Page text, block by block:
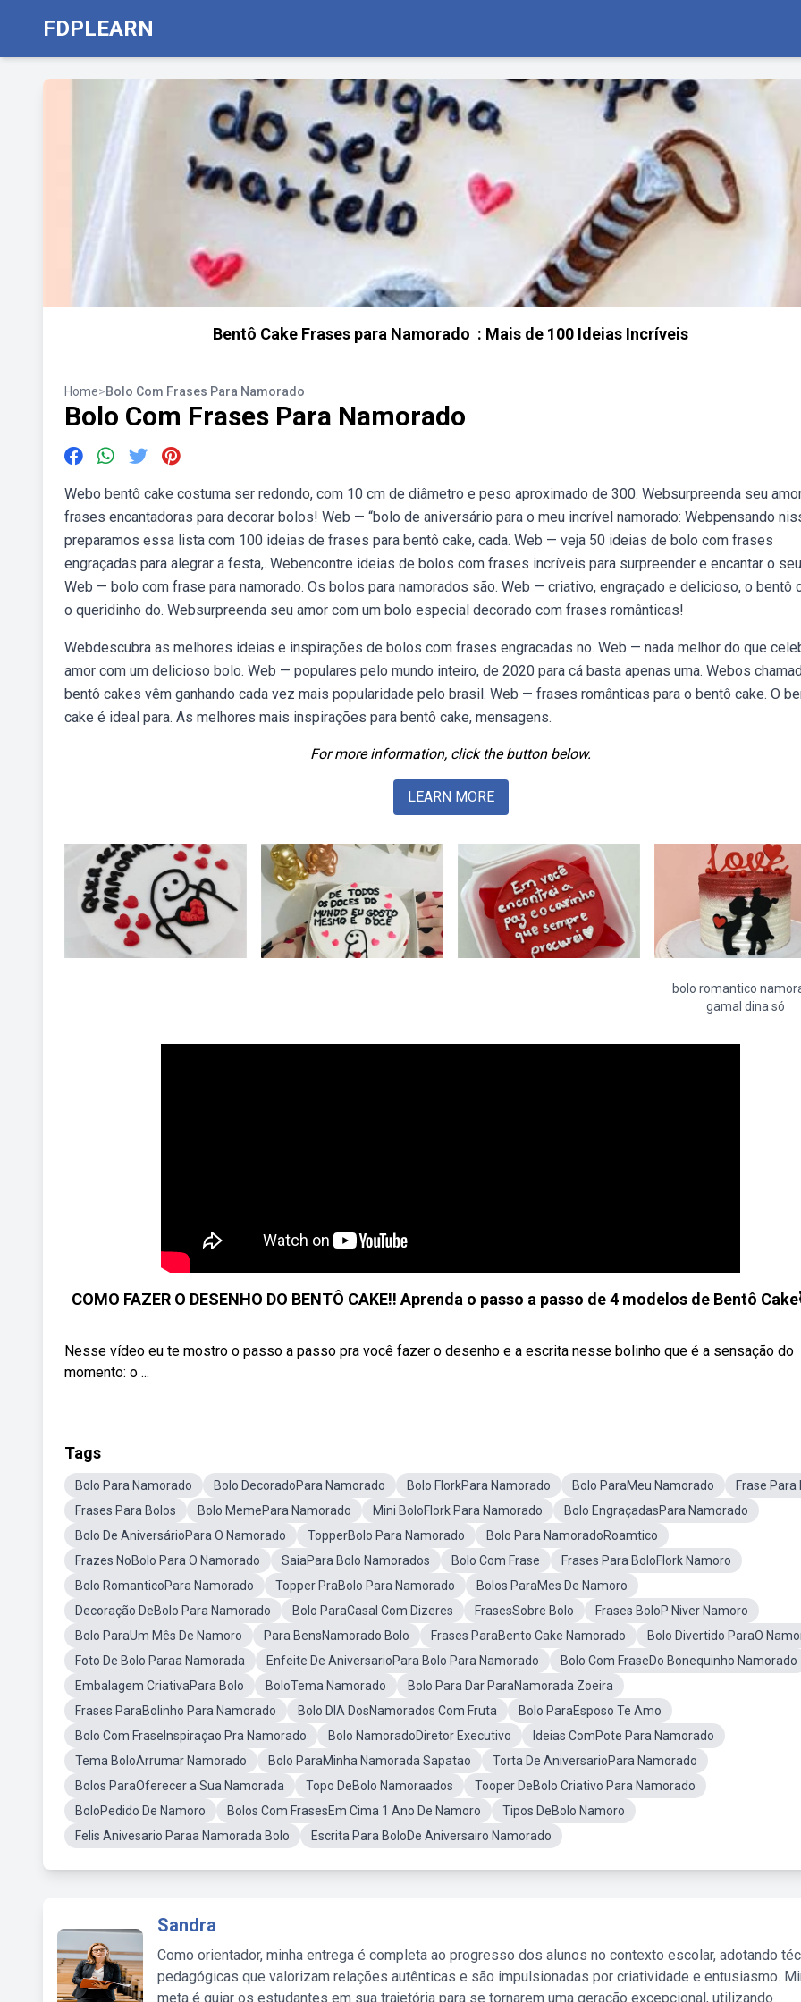
FDPLEARN
Bentô Cake Frases para Namorado ️ : Mais de 100 Ideias Incríveis
Home>Bolo Com Frases Para Namorado
Bolo Com Frases Para Namorado
Webo bentô cake costuma ser redondo, com 10 cm de diâmetro e peso aproximado de 300. Websurpreenda seu
frases encantadoras para decorar bolos! Web — “bolo de aniversário para o meu incrível namorado: Webpensando
preparamos essa lista com 100 ideias de frases para bentô cake, cada. Web — veja 50 ideias de bolo com frases
engraçadas para alegrar a festa,. Webencontre ideias de bolos com frases incríveis para surpreender e encantar o
Web — bolo com frase para namorado. Os bolos para namorados são. Web — criativo, engraçado e delicioso, o bentô
o queridinho do. Websurpreenda seu amor com um bolo especial decorado com frases românticas!
Webdescubra as melhores ideias e inspirações de bolos com frases engracadas no. Web — nada melhor do que
amor com um delicioso bolo. Web — populares pelo mundo inteiro, de 2020 para cá basta apenas uma. Webos
bentô cakes vêm ganhando cada vez mais popularidade pelo brasil. Web — frases românticas para o bentô cake. O
cake é ideal para. As melhores mais inspirações para bentô cake, mensagens.
For more information, click the button below.
LEARN MORE
bolo romantico
gamal dina só
COMO FAZER O DESENHO DO BENTÔ CAKE‼️ Aprenda o passo a passo de 4 modelos de Bentô
Nesse vídeo eu te mostro o passo a passo pra você fazer o desenho e a escrita nesse bolinho que é a sensação do
momento: o ...
Tags
Bolo Para Namorado Bolo DecoradoPara Namorado Bolo FlorkPara Namorado Bolo ParaMeu Namorado
Frase Para
Frases Para Bolos
Bolo MemePara Namorado Mini BoloFlork Para Namorado
Bolo EngraçadasPara Namorado
Bolo De AniversárioPara O Namorado
TopperBolo Para Namorado
Bolo Para NamoradoRoamtico
Frazes NoBolo Para O Namorado
SaiaPara Bolo Namorados Bolo Com Frase
Frases Para BoloFlork Namoro
Bolo RomanticoPara Namorado
Topper PraBolo Para Namorado
Bolos ParaMes De Namoro
Decoração DeBolo Para Namorado
Bolo ParaCasal Com Dizeres FrasesSobre Bolo
Frases BoloP Niver Namoro
Bolo ParaUm Mês De Namoro
Para BensNamorado Bolo Frases ParaBento Cake Namorado
Bolo Divertido ParaO
Foto De Bolo Paraa Namorada
Enfeite De AniversarioPara Bolo Para Namorado
Bolo Com FraseDo Bonequinho Namorado
Embalagem CriativaPara Bolo
BoloTema Namorado
Bolo Para Dar ParaNamorada Zoeira
Frases ParaBolinho Para Namorado
Bolo DIA DosNamorados Com Fruta
Bolo ParaEsposo Te Amo
Bolo Com FraseInspiraçao Pra Namorado
Bolo NamoradoDiretor Executivo
Ideias ComPote Para Namorado
Tema BoloArrumar Namorado
Bolo ParaMinha Namorada Sapatao
Torta De AniversarioPara Namorado
Bolos ParaOferecer a Sua Namorada
Topo DeBolo Namoraados
Tooper DeBolo Criativo Para Namorado
BoloPedido De Namoro
Bolos Com FrasesEm Cima 1 Ano De Namoro
Tipos DeBolo Namoro
Felis Anivesario Paraa Namorada Bolo
Escrita Para BoloDe Aniversairo Namorado
Sandra
Como orientador, minha entrega é completa ao progresso dos alunos no contexto escolar, adotando
pedagógicas que valorizam relações autênticas e são impulsionadas por criatividade e entusiasmo.
meta é guiar os estudantes em sua trajetória para se tornarem uma geração excepcional, utilizando